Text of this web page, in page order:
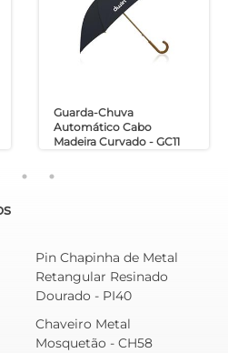
Guarda-Chuva
Automático Cabo
Madeira Curvado - GC11
Pin Chapinha de Metal
Retangular Resinado
Dourado - PI40
Chaveiro Metal
Mosquetão - CH58